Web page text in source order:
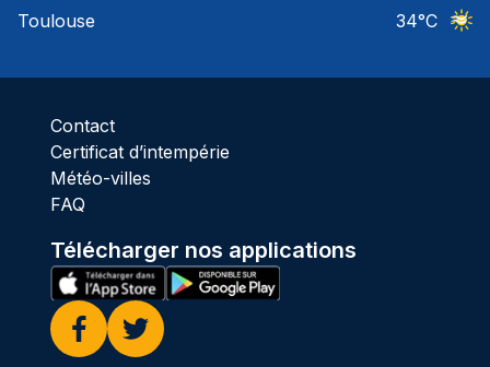
Toulouse
34°C
Contact
Certificat d’intempérie
Météo-villes
FAQ
Télécharger nos applications
Facebook
Twitter